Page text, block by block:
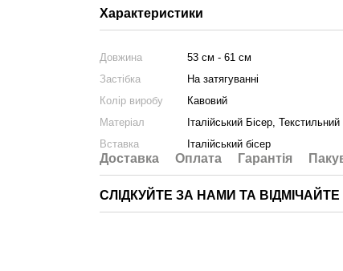
Характеристики
Довжина
53 см - 61 см
Застібка
На затягуванні
Колір виробу
Кавовий
Матеріал
Італійський Бісер,
Вставка
Італійський бісер
Доставка Оплата Гарантія
СЛІДКУЙТЕ ЗА НАМИ ТА ВІДМІЧАЙТЕ